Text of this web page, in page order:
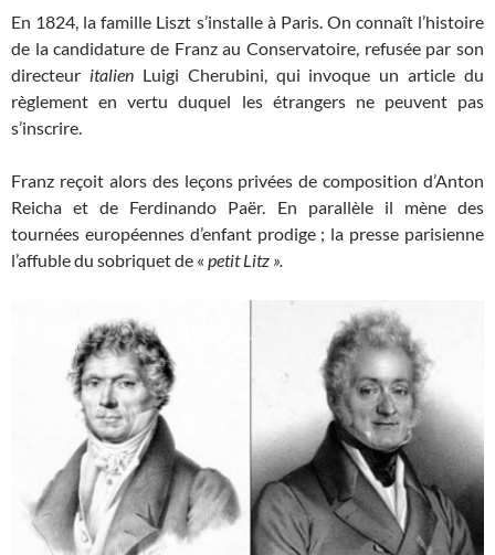
En 1824, la famille Liszt s’installe à Paris. On connaît l’histoire
de la candidature de Franz au Conservatoire, refusée par son
directeur italienLuigi Cherubini, qui invoque un article du
règlement en vertu duquel les étrangers ne peuvent pas
s’inscrire.
Franz reçoit alors des leçons privées de composition d’Anton
Reicha et de Ferdinando Paër. En parallèle il mène des
tournées européennes d’enfant prodige ; la presse parisienne
l’affuble du sobriquet de « petit Litz ».